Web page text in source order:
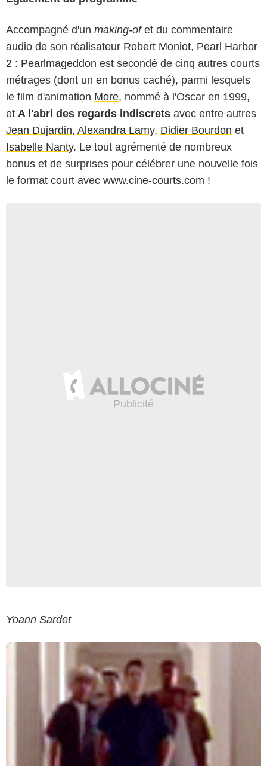
Accompagné d'un making-ofet du commentaire
audio de son réalisateur Robert Moniot, Pearl Harbor
2 : Pearlmageddon est secondé de cinq autres courts
métrages (dont un en bonus caché), parmi lesquels
le film d'animation More, nommé à l'Oscar en 1999,
et A l'abri des regards indiscrets avec entre autres
Jean Dujardin, Alexandra Lamy, Didier Bourdon et
Isabelle Nanty. Le tout agrémenté de nombreux
bonus et de surprises pour célébrer une nouvelle fois
le format court avec www.cine-courts.com !
Yoann Sardet